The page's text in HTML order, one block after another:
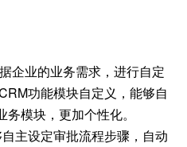
企业的业务需求，进行自定
功能模块自定义，能够自
模块，更加个性化。
主设定审批流程步骤，自动